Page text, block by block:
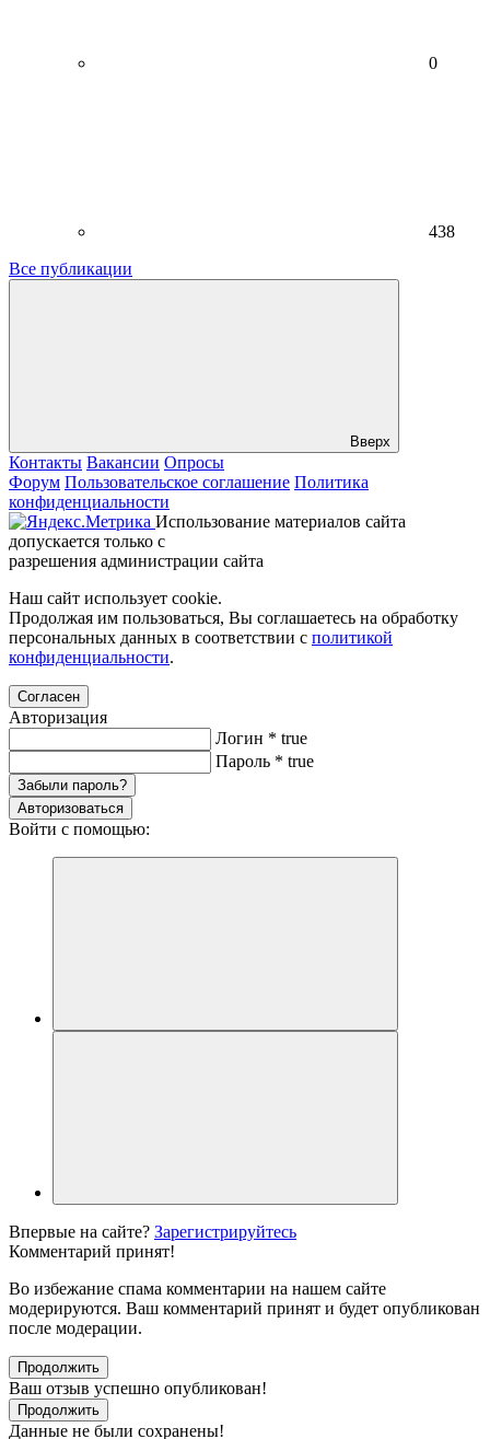
0
438
Все публикации
Вверх
Контакты Вакансии Опросы
Форум Пользовательское соглашение Политика
конфиденциальности
Использование материалов сайта
допускается только с
разрешения администрации сайта
Наш сайт использует cookie.
Продолжая им пользоваться, Вы соглашаетесь на обработку
персональных данных в соответствии с политикой
конфиденциальности.
Согласен
Авторизация
Логин * true
Пароль * true
Забыли пароль?
Авторизоваться
Войти с помощью:
Впервые на сайте? Зарегистрируйтесь
Комментарий принят!
Во избежание спама комментарии на нашем сайте
модерируются. Ваш комментарий принят и будет опубликован
после модерации.
Продолжить
Ваш отзыв успешно опубликован!
Продолжить
Данные не были сохранены!